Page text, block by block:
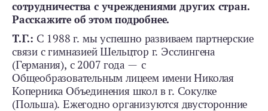
сотрудничества с учреждениями других стран.
Расскажите об этом подробнее.
Т.Г.: С 1988 г. мы успешно развиваем партнерские
связи с гимназией Шельцтор г. Эсслингена
(Германия), с 2007 года — с
Общеобразовательным лицеем имени Николая
Коперника Объединения школ в г. Сокулке
(Польша). Ежегодно организуются двусторонние